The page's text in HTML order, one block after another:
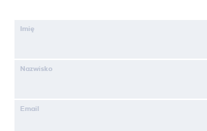
Imię
Nazwisko
Email